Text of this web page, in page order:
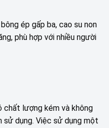
ép gấp ba, cao su non
phù hợp với nhiều người
chất lượng kém và không
dụng. Việc sử dụng một